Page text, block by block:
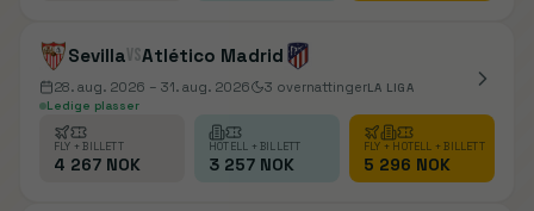
SevillavsAtlético Madrid
28. aug. 2026 – 31. aug. 2026 3 overnattingerLA LIGA
Ledige plasser
FLY + BILLETT
4 267 NOK
HOTELL + BILLETT
3 257 NOK
FLY + HOTELL + BILLETT
5 296 NOK